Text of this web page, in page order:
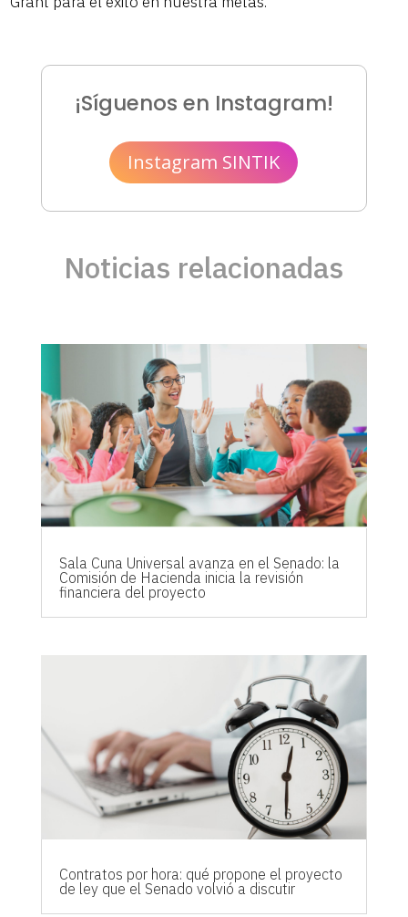
¡Síguenos en Instagram!
Instagram SINTIK
Noticias relacionadas
Sala Cuna Universal avanza en el Senado: la
Comisión de Hacienda inicia la revisión
financiera del proyecto
Contratos por hora: qué propone el proyecto
de ley que el Senado volvió a discutir